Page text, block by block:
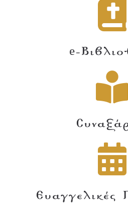
e-
Ευαγγελικές